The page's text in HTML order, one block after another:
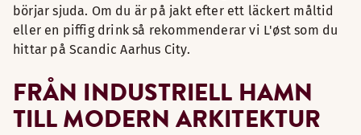
börjar sjuda. Om du är på jakt efter ett läckert måltid
eller en piffig drink så rekommenderar vi L'øst som du
hittar på Scandic Aarhus City.
FRÅN INDUSTRIELL HAMN
TILL MODERN ARKITEKTUR